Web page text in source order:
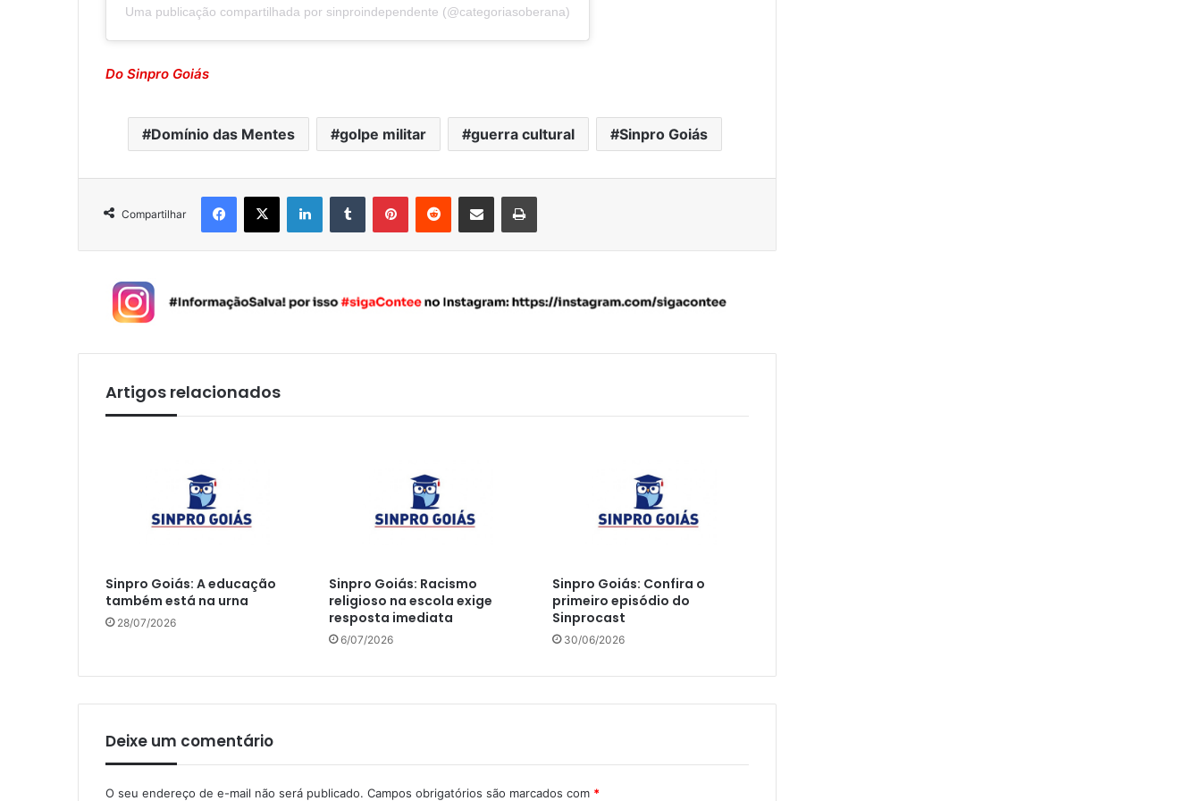
Uma publicação compartilhada por sinproindependente (@categoriasoberana)
Do Sinpro Goiás
Domínio das Mentes golpe militar guerra cultural Sinpro Goiás
Compartilhar
Artigos relacionados
Sinpro Goiás: A educação
também está na urna
28/07/2026
Sinpro Goiás: Racismo
religioso na escola exige
resposta imediata
6/07/2026
Sinpro Goiás: Confira o
primeiro episódio do
Sinprocast
30/06/2026
Deixe um comentário
O seu endereço de e-mail não será publicado. Campos obrigatórios são marcados com *